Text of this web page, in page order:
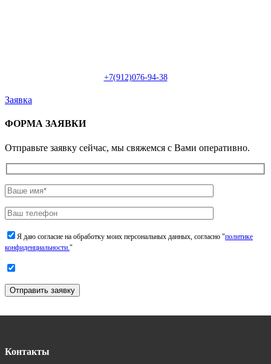
+7(912)076-94-38
Заявка
ФОРМА ЗАЯВКИ
Отправьте заявку сейчас, мы свяжемся с Вами оперативно.
Я даю согласие на обработку моих персональных данных, согласно "политике
конфиденциальности."
Отправить заявку
Контакты